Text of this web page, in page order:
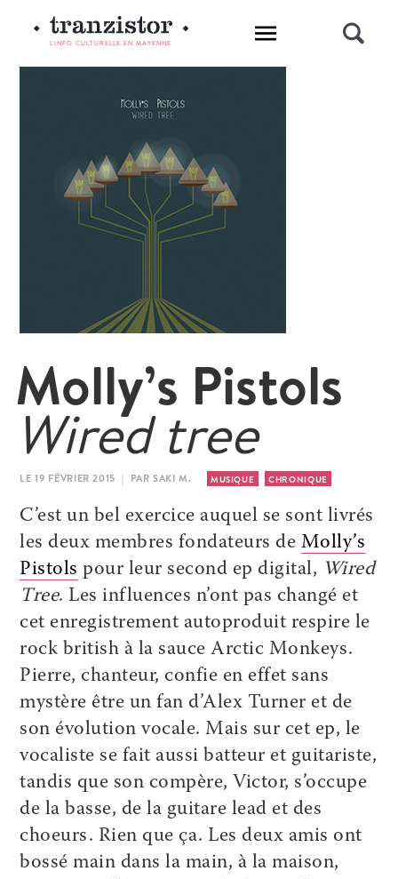
L'INFO CULTURELLE EN MAYENNE
Molly’s Pistols
Wired tree
LE 19 FÉVRIER 2015 | PAR SAKI M. MUSIQUE CHRONIQUE
C’est un bel exercice auquel se sont livrés
les deux membres fondateurs de Molly’s
Pistols pour leur second ep digital, Wired
Tree. Les influences n’ont pas changé et
cet enregistrement autoproduit respire le
rock british à la sauce Arctic Monkeys.
Pierre, chanteur, confie en effet sans
mystère être un fan d’Alex Turner et de
son évolution vocale. Mais sur cet ep, le
vocaliste se fait aussi batteur et guitariste,
tandis que son compère, Victor, s’occupe
de la basse, de la guitare lead et des
choeurs. Rien que ça. Les deux amis ont
bossé main dans la main, à la maison,